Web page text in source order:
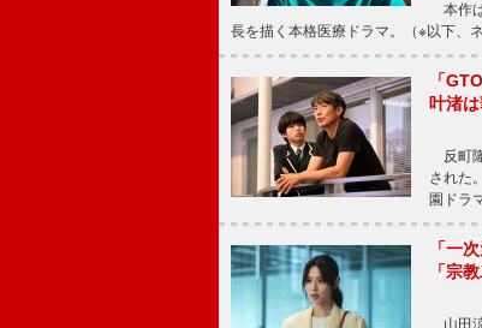
本作
長を描く本格医療ドラマ。（※以下
「
叶渚
反町
された
園ドラ
「一
「宗
山田